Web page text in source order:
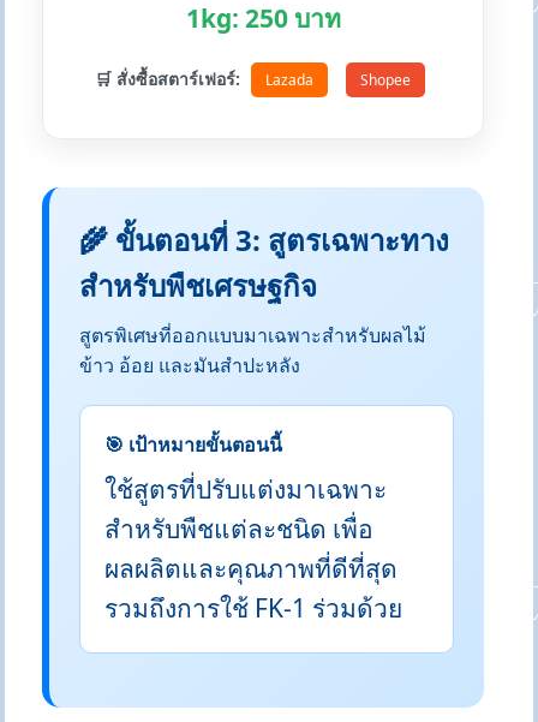
1kg: 250 บาท
🛒 สั่งซื้อสตาร์เฟอร์: Lazada Shopee
🌾 ขั้นตอนที่ 3: สูตรเฉพาะทาง
สำหรับพืชเศรษฐกิจ
สูตรพิเศษที่ออกแบบมาเฉพาะสำหรับผลไม้
ข้าว อ้อย และมันสำปะหลัง
🎯 เป้าหมายขั้นตอนนี้
ใช้สูตรที่ปรับแต่งมาเฉพาะ
สำหรับพืชแต่ละชนิด เพื่อ
ผลผลิตและคุณภาพที่ดีที่สุด
รวมถึงการใช้ FK-1 ร่วมด้วย